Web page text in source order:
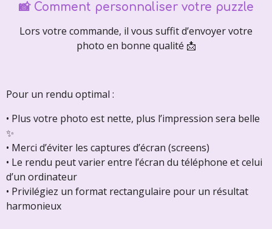
📸 Comment personnaliser votre puzzle
Lors votre commande, il vous suffit d’envoyer votre
photo en bonne qualité 📩
Pour un rendu optimal :
• Plus votre photo est nette, plus l’impression sera belle
✨
• Merci d’éviter les captures d’écran (screens)
• Le rendu peut varier entre l’écran du téléphone et celui
d’un ordinateur
• Privilégiez un format rectangulaire pour un résultat
harmonieux